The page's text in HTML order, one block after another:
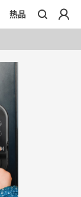
热品